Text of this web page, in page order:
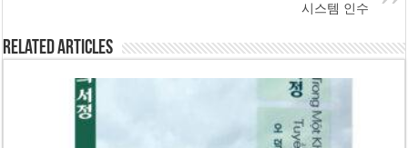
시스템 인수
Related Articles